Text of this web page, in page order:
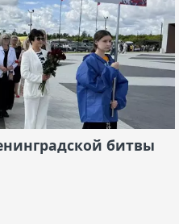
битвы